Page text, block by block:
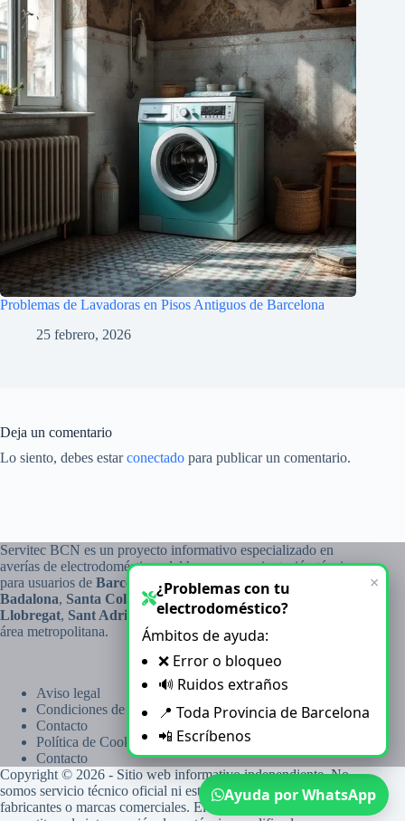
Problemas de Lavadoras en Pisos Antiguos de Barcelona
25 febrero, 2026
Deja un comentario
Lo siento, debes estarconectado para publicar un comentario.
Servitec BCN es un proyecto informativo especializado en
averías de electrodomésticos del hogar, con orientación técnica
para usuarios de Barcelona ,L’Hospitalet de Llobregat
Badalona, Santa Coloma de Gramenet, Cornellà de
Llobregat, Sant Adrià de Besòs,El Prat de Llobregat
área metropolitana.
Aviso legal
Condiciones de uso
Contacto
Política de Cookies
Contacto
Copyright © 2026 - Sitio web informativo independiente. No
somos servicio técnico oficial ni estamos vinculados a
fabricantes o marcas comerciales. El contenido es orientativo y
×
¿Problemas con tu
electrodoméstico?
Ámbitos de ayuda:
❌ Error o bloqueo
🔊 Ruidos extraños
📍 Toda Provincia de Barcelona
📲 Escríbenos
Ayuda por WhatsApp